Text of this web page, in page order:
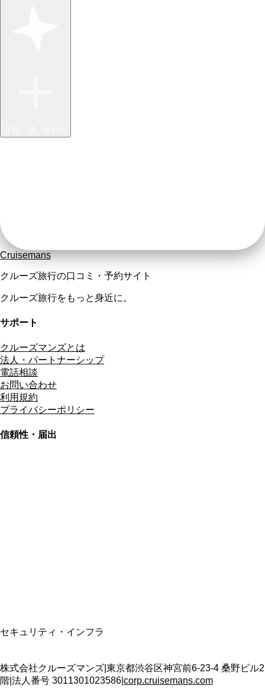
Cruisemans
クルーズ旅行の口コミ・予約サイト
クルーズ旅行をもっと身近に。
サポート
クルーズマンズとは
法人・パートナーシップ
電話相談
お問い合わせ
利用規約
プライバシーポリシー
信頼性・届出
セキュリティ・インフラ
株式会社クルーズマンズ 東京都渋谷区神宮前6-23-4 桑野ビル2
階 法人番号 3011301023586 corp.cruisemans.com